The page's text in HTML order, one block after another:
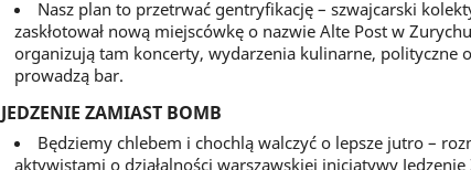
Nasz plan to przetrwać gentryfikację – szwajcarski
zaskłotował nową miejscówkę o nazwie Alte Post w
organizują tam koncerty, wydarzenia kulinarne, polityczne
prowadzą bar.
JEDZENIE ZAMIAST BOMB
Będziemy chlebem i chochlą walczyć o lepsze jutro –
aktywistami o działalności warszawskiej inicjatywy Jedzenie